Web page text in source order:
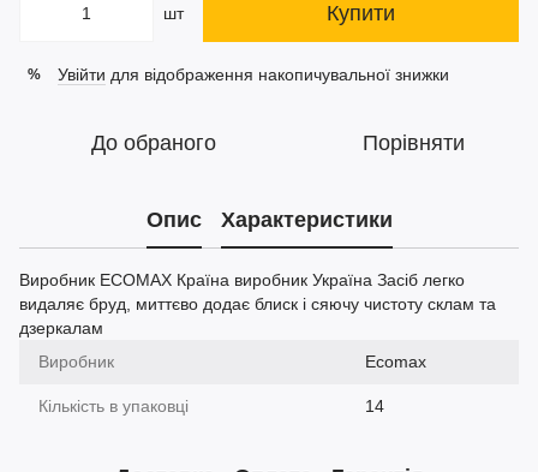
шт Купити
% Увійти для відображення накопичувальної знижки
До обраного Порівняти
Опис Характеристики
Виробник ECOMAX Країна виробник Україна Засіб легко
видаляє бруд, миттєво додає блиск і сяючу чистоту склам та
дзеркалам
Виробник
Ecomax
Кількість в упаковці 14